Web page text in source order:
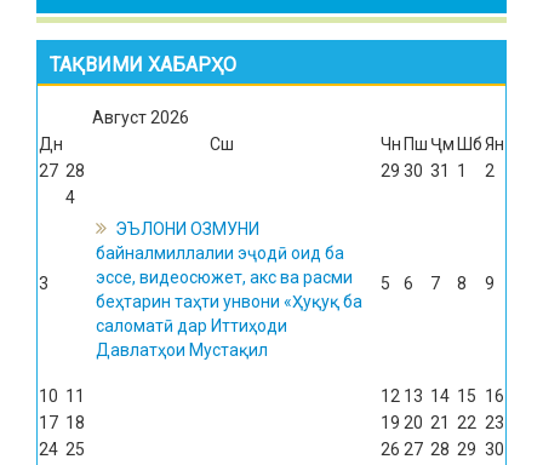
ТАҚВИМИ ХАБАРҲО
Август2026
Дн
Сш Чн Пш Ҷм ШбЯн
27 28 29 30 31 1 2
3
4
ЭЪЛОНИ ОЗМУНИ
байналмиллалии эҷодӣ оид ба
эссе, видеосюжет, акс ва расми
беҳтарин таҳти унвони «Ҳуқуқ ба
саломатӣ дар Иттиҳоди
Давлатҳои Мустақил
5 6 7 8 9
10 11 12 13 14 15 16
17 18 19 20 21 22 23
24 25 26 27 28 29 30